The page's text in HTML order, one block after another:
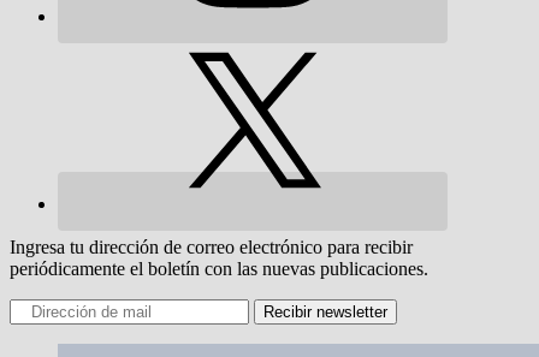
Ingresa tu dirección de correo electrónico para recibir
periódicamente el boletín con las nuevas publicaciones.
Recibir newsletter